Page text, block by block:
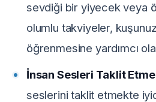
sevdiği bir yiyecek veya
olumlu takviyeler,
öğrenmesine yardımcı
İnsan Sesleri Taklit
seslerini taklit etmekte